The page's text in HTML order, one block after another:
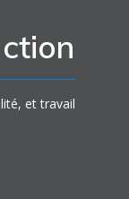
et travail